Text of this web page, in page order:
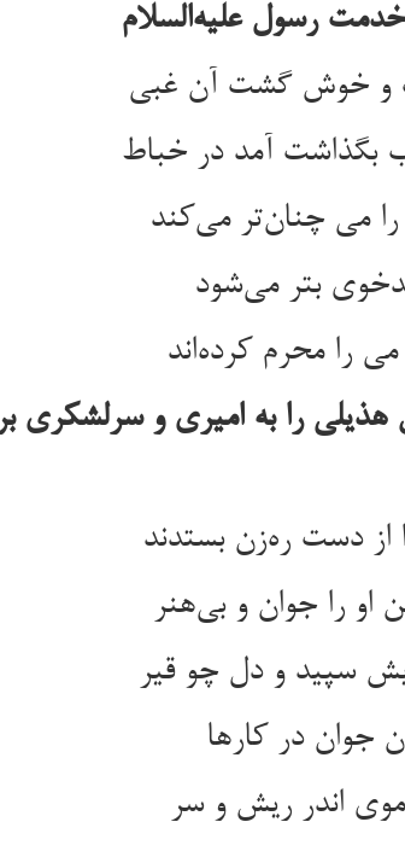
رسول علیه‌السلام
و خوش گشت آن غبی
بگذاشت آمد در خباط
می چنان‌تر می‌کند
بتر می‌شود
را محرم کرده‌اند
را به امیری و سرلشکری بر
دست ره‌زن بستدند
را جوان و بی‌هنر
سپید و دل چو قیر
جوان در کارها
اندر ریش و سر